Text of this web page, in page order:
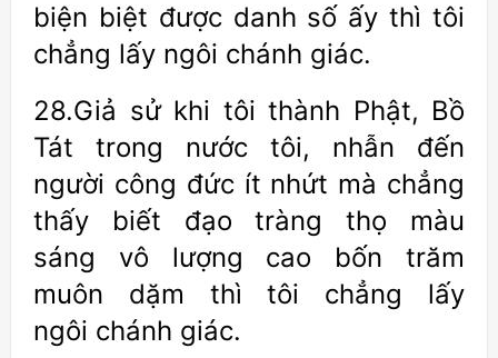
biện biệt được danh số ấy thì tôi
chẳng lấy ngôi chánh giác.
28.Giả sử khi tôi thành Phật, Bồ
Tát trong nước tôi, nhẫn đến
người công đức ít nhứt mà chẳng
thấy biết đạo tràng thọ màu
sáng vô lượng cao bốn trăm
muôn dặm thì tôi chẳng lấy
ngôi chánh giác.